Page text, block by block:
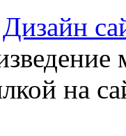
Дизайн
на